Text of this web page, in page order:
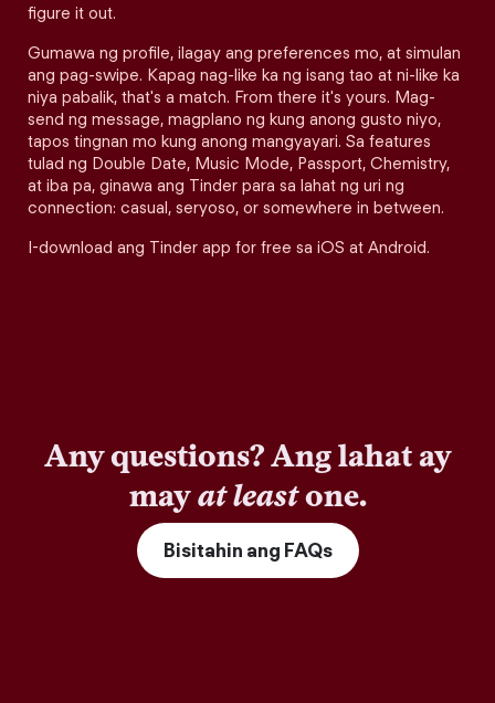
figure it out.
Gumawa ng profile, ilagay ang preferences mo, at simulan
ang pag-swipe. Kapag nag-like ka ng isang tao at ni-like ka
niya pabalik, that's a match. From there it's yours. Mag-
send ng message, magplano ng kung anong gusto niyo,
tapos tingnan mo kung anong mangyayari. Sa features
tulad ng Double Date, Music Mode, Passport, Chemistry,
at iba pa, ginawa ang Tinder para sa lahat ng uri ng
connection: casual, seryoso, or somewhere in between.
I-download ang Tinder app for free sa iOS at Android.
Any questions? Ang lahat ay
mayat leastone.
Bisitahin ang FAQs